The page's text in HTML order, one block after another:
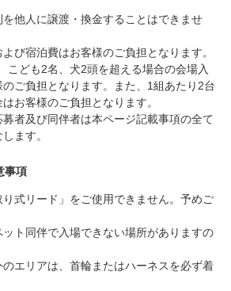
を他人に譲渡・換金することはできませ
び宿泊費はお客様のご負担となります。
こども2名、犬2頭を超える場合の会場入
ご負担となります。また、1組あたり2台
お客様のご負担となります。
募者及び同伴者は本ページ記載事項の全て
ます。
事項
り式リード」をご使用できません。予めご
ット同伴で入場できない場所がありますの
のエリアは、首輪またはハーネスを必ず着